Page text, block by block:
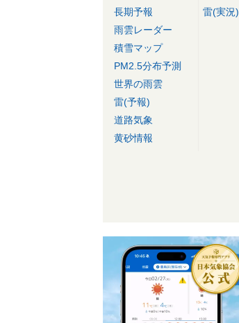
長期予報
雨雲レーダー
積雪マップ
PM2.5分布予測
世界の雨雲
雷(予報)
道路気象
黄砂情報
雷(実況)